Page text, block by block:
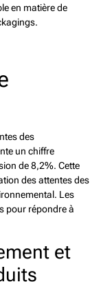
en matière de
des
un chiffre
de 8,2%. Cette
des attentes des
Les
pour répondre à
et